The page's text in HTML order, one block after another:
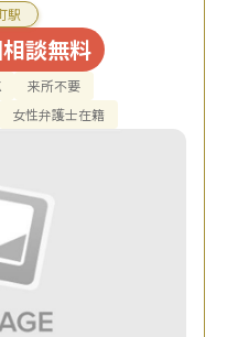
駅
談無料
来所不要
女性弁護士在籍